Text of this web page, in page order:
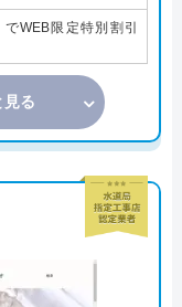
WEB限定特別割引
見る